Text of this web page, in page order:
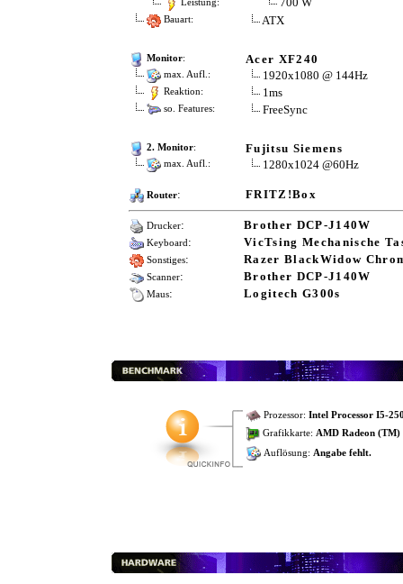
Leistung:
Bauart: ATX
Monitor: Acer XF240
max. Aufl.: 1920x1080 @ 144Hz
Reaktion: 1ms
so. Features: FreeSync
2. Monitor: Fujitsu Siemens
max. Aufl.: 1280x1024 @60Hz
Router: FRITZ!Box
Drucker: Brother DCP-J140W
Keyboard: VicTsing Mechanische
Sonstiges: Razer BlackWidow
Scanner: Brother DCP-J140W
Maus: Logitech G300s
Prozessor: Intel Processor I5-
Grafikkarte: AMD Radeon (TM)
Auflösung: Angabe fehlt.